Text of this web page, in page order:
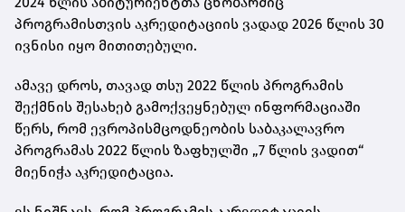
პროგრამისთვის აკრედიტაციის ვადად 2026 წლის 30
ივნისი იყო მითითებული.
ამავე დროს, თავად თსუ 2022 წლის პროგრამის
შექმნის შესახებ გამოქვეყნებულ ინფორმაციაში
წერს, რომ ევროპისმცოდნეობის საბაკალავრო
პროგრამას 2022 წლის ზაფხულში „7 წლის ვადით“
მიენიჭა აკრედიტაცია.